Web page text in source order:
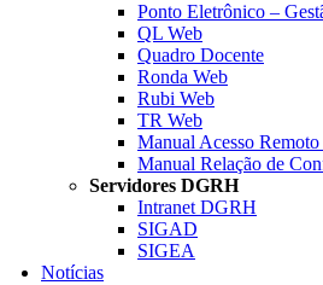
Ponto Eletrônico –
QL Web
Quadro Docente
Ronda Web
Rubi Web
TR Web
Manual Acesso Remoto
Manual Relação de
Servidores DGRH
Intranet DGRH
SIGAD
SIGEA
Notícias